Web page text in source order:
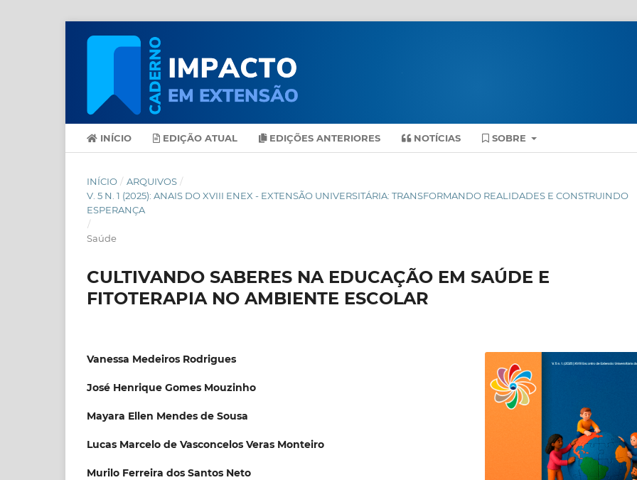
INÍCIO EDIÇÃO ATUAL EDIÇÕES ANTERIORES NOTÍCIAS SOBRE
INÍCIO / ARQUIVOS /
V. 5 N. 1 (2025): ANAIS DO XVIII ENEX - EXTENSÃO UNIVERSITÁRIA: TRANSFORMANDO REALIDADES E CONSTRUINDO
ESPERANÇA
/
Saúde
CULTIVANDO SABERES NA EDUCAÇÃO EM SAÚDE E
FITOTERAPIA NO AMBIENTE ESCOLAR
Vanessa Medeiros Rodrigues
José Henrique Gomes Mouzinho
Mayara Ellen Mendes de Sousa
Lucas Marcelo de Vasconcelos Veras Monteiro
Murilo Ferreira dos Santos Neto